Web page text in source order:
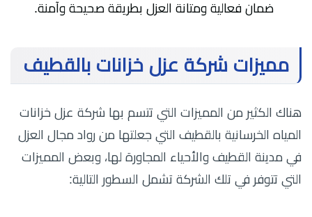
ضمان فعالية ومتانة العزل بطريقة صحيحة وآمنة.
مميزات شركة عزل خزانات بالقطيف
هناك الكثير من المميزات التي تتسم بها شركة عزل خزانات
المياه الخرسانية بالقطيف التي جعلتها من رواد مجال العزل
في مدينة القطيف والأحياء المجاورة لها، وبعض المميزات
التي تتوفر في تلك الشركة تشمل السطور التالية: